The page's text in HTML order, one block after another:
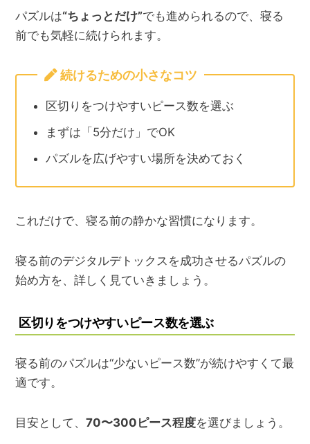
パズルは“ちょっとだけ”でも進められるので、寝る
前でも気軽に続けられます。
続けるための小さなコツ
区切りをつけやすいピース数を選ぶ
まずは「5分だけ」でOK
パズルを広げやすい場所を決めておく
これだけで、寝る前の静かな習慣になります。
寝る前のデジタルデトックスを成功させるパズルの
始め方を、詳しく見ていきましょう。
区切りをつけやすいピース数を選ぶ
寝る前のパズルは“少ないピース数”が続けやすくて最
適です。
目安として、70〜300ピース程度を選びましょう。